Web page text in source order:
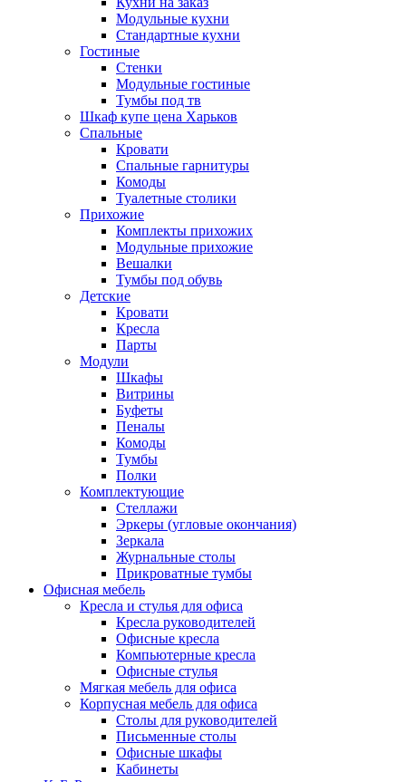
Модульные кухни
Стандартные кухни
Гостиные
Стенки
Модульные гостиные
Тумбы под тв
Шкаф купе цена Харьков
Спальные
Кровати
Спальные гарнитуры
Комоды
Туалетные столики
Прихожие
Комплекты прихожих
Модульные прихожие
Вешалки
Тумбы под обувь
Детские
Кровати
Кресла
Парты
Модули
Шкафы
Витрины
Буфеты
Пеналы
Комоды
Тумбы
Полки
Комплектующие
Стеллажи
Эркеры (угловые окончания)
Зеркала
Журнальные столы
Прикроватные тумбы
Офисная мебель
Кресла и стулья для офиса
Кресла руководителей
Офисные кресла
Компьютерные кресла
Офисные стулья
Мягкая мебель для офиса
Корпусная мебель для офиса
Столы для руководителей
Письменные столы
Офисные шкафы
Кабинеты